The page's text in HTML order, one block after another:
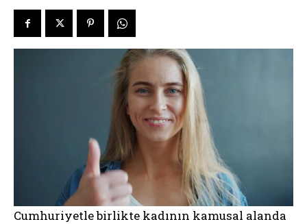
Cumhuriyetle birlikte kadının kamusal alanda